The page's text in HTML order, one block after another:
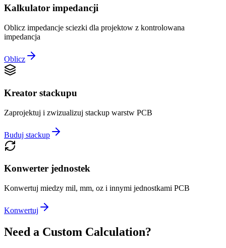
Kalkulator impedancji
Oblicz impedancje sciezki dla projektow z kontrolowana
impedancja
Oblicz
Kreator stackupu
Zaprojektuj i zwizualizuj stackup warstw PCB
Buduj stackup
Konwerter jednostek
Konwertuj miedzy mil, mm, oz i innymi jednostkami PCB
Konwertuj
Need a Custom Calculation?